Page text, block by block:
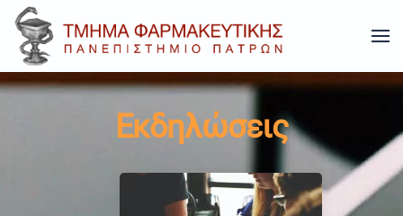
Skip to main content
Εκδηλώσεις